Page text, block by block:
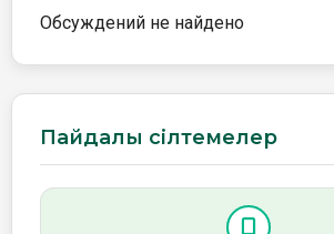
Обсуждений не найдено
Пайдалы сілтемелер